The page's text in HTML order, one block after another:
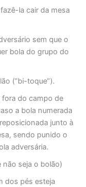
la cair da mesa
sem que o
bola do grupo do
(“bi-toque”).
fora do campo de
a bola numerada
junto à
sendo punido o
adversária.
não seja o bolão)
dos pés esteja